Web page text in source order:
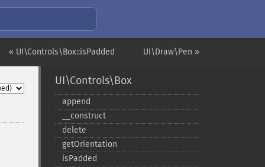
UI\Draw\Pen »
« UI\Controls\Box::isPadded
UI\Controls\Box
append
_​_​construct
delete
getOrientation
isPadded